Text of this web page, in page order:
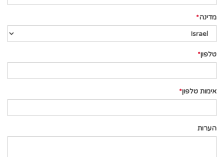
מדינה
טלפון
אימות טלפון
הערות